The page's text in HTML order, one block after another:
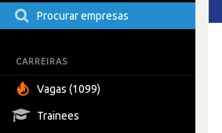
Procurar empresas
CARREIRAS
Vagas (1099)
Trainees